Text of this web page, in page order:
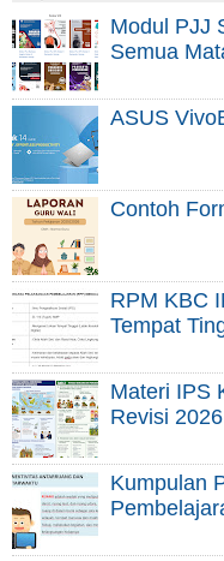
Modul PJJ
Semua
ASUS
Contoh
RPM KBC
Tempat
Materi IPS
Revisi 2026
Kumpulan